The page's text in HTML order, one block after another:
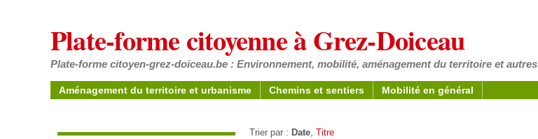
Plate-forme citoyenne à Grez-Doiceau
Plate-forme citoyen-grez-doiceau.be : Environnement, mobilité, aménagement du territoire et
Aménagement du territoire et urbanisme Chemins et sentiers Mobilité en général
Trier par : Date Titre